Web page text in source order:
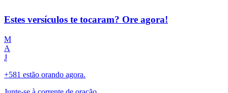
Estes versículos te tocaram? Ore agora!
M
A
J
+581 estão orando agora.